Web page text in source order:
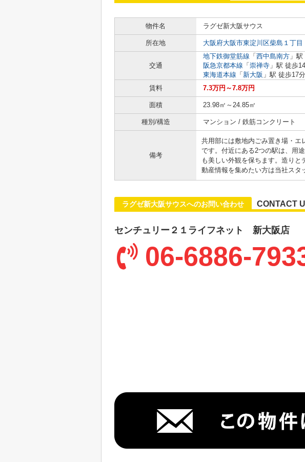
物件名
ラグゼ新大阪サウス
所在地 大阪府大阪市東淀川区柴島１丁目
交通
地下鉄御堂筋線 「 西中島南方 」
阪急京都本線 「 崇禅寺 」駅 徒歩
東海道本線 「 新大阪 」駅 徒歩17分
賃料
7.3万円～7.8万円
面積 23.98㎡～24.85㎡
種別/構造 マンション / 鉄筋コンクリート
備考
共用部には敷地内ごみ置き場・エ
です。付近にある2つの駅は、用
も美しい外観を保ちます。造り
動産情報を集めたい方は当社スタ
ラグゼ新大阪サウスへのお問い合わせ CONTACT
センチュリー２１ライフネット 新大阪店
06-6886-